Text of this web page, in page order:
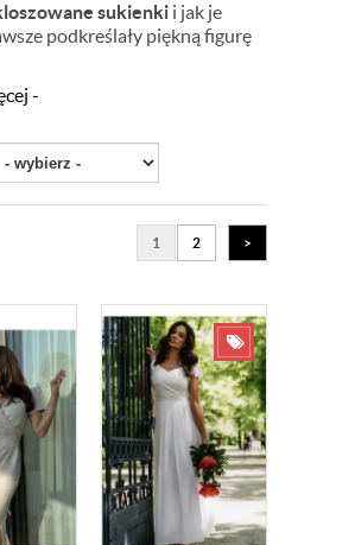
sukienki i jak je
podkreślały piękną figurę
-
1 2 >